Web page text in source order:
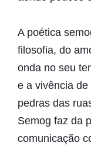
A poética
filosofia, do
onda no seu
e a vivência
pedras das
Semog faz da
comunicação